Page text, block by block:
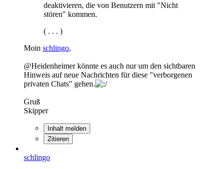
deaktivieren, die von Benutzern mit "Nicht
stören" kommen.
( . . . )
Moin schlingo,
@Heidenheimer könnte es auch nur um den sichtbaren
Hinweis auf neue Nachrichten für diese "verborgenen
privaten Chats" gehen.
Gruß
Skipper
Inhalt melden
Zitieren
schlingo